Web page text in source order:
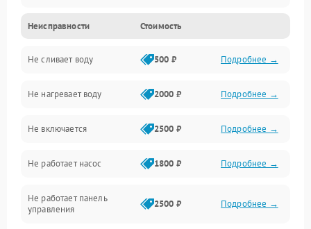
Управление
Электропитание
Датчики
Нагрев
Вода
Гигиена
Неисправности Стоимость
Не сливает воду 500 ₽ Подробнее →
Не нагревает воду 2000 ₽ Подробнее →
Не включается 2500 ₽ Подробнее →
Не работает насос 1800 ₽ Подробнее →
Не работает панель
управления
2500 ₽ Подробнее →